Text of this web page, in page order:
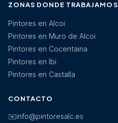
ZONAS DONDE TRABAJAMOS
Pintores en Alcoi
Pintores en Muro de Alcoi
Pintores en Cocentaina
Pintores en Ibi
Pintores en Castalla
CONTACTO
✉️info@pintoresalc.es